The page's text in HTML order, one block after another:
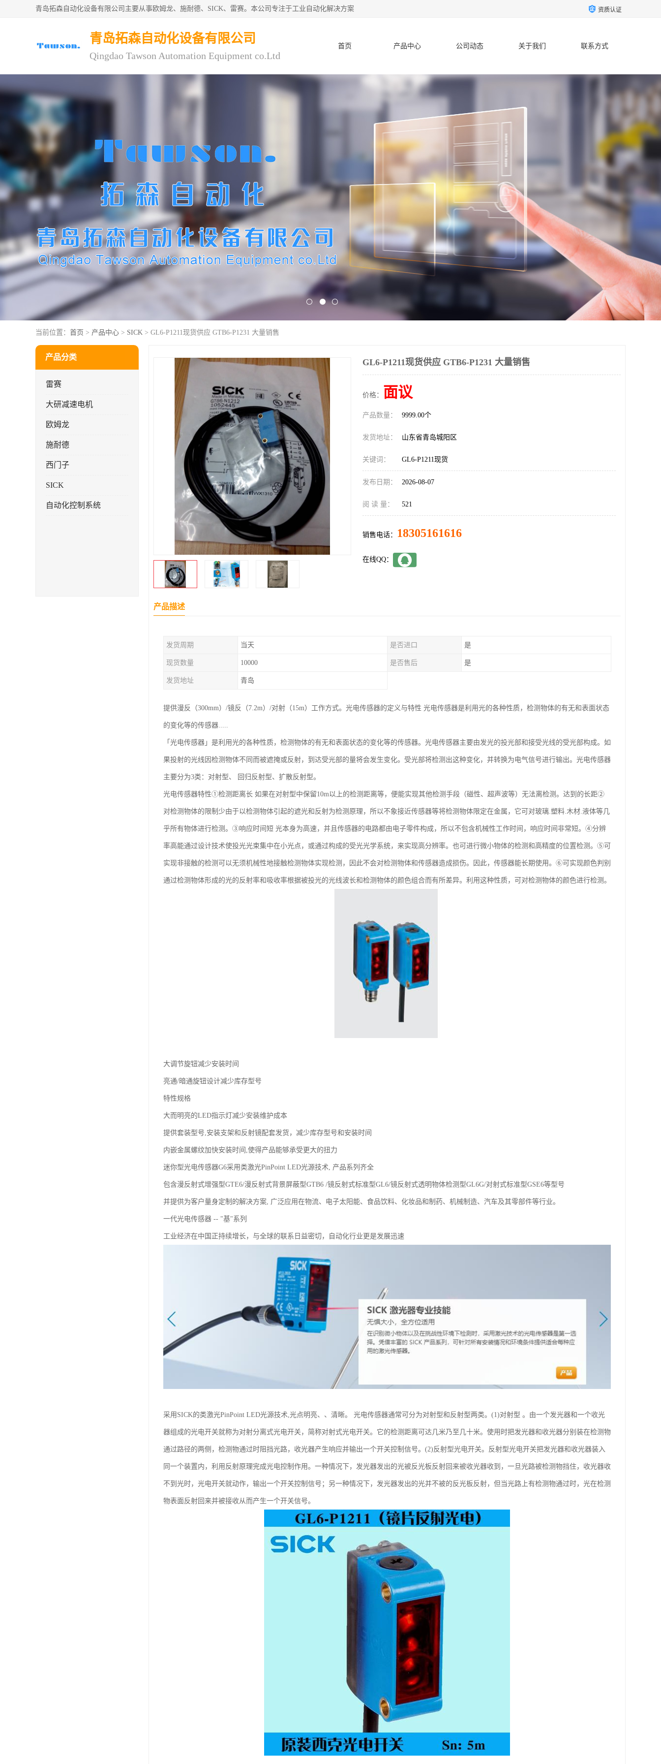
青岛拓森自动化设备有限公司主要从事欧姆龙、施耐德、SICK、雷赛。本公司专注于工业自动化解决方案 资质认证
青岛拓森自动化设备有限公司
Qingdao Tawson Automation Equipment co.Ltd
首页 产品中心 公司动态 关于我们 联系方式
当前位置： 首页 > 产品中心 > SICK > GL6-P1211现货供应 GTB6-P1231 大量销售
产品分类
雷赛
大研减速电机
欧姆龙
施耐德
西门子
SICK
自动化控制系统
GL6-P1211现货供应 GTB6-P1231 大量销售
价格： 面议
产品数量： 9999.00个
发货地址： 山东省青岛城阳区
关键词： GL6-P1211现货
发布日期： 2026-08-07
阅 读 量： 521
销售电话： 18305161616
在线QQ：
产品描述
发货周期 当天 是否进口 是
现货数量 10000 是否售后 是
发货地址 青岛
提供漫反（300mm）/镜反（7.2m）/对射（15m）工作方式。光电传感器的定义与特性 光电传感器是利用光的各种性质，检测物体的有无和表面状态
的变化等的传感器.....
「光电传感器」是利用光的各种性质，检测物体的有无和表面状态的变化等的传感器。光电传感器主要由发光的投光部和接受光线的受光部构成。如
果投射的光线因检测物体不同而被遮掩或反射，到达受光部的量将会发生变化。受光部将检测出这种变化，并转换为电气信号进行输出。光电传感器
主要分为3类：对射型、 回归反射型、扩散反射型。
光电传感器特性①检测距离长 如果在对射型中保留10m以上的检测距离等，便能实现其他检测手段（磁性、超声波等）无法离检测。达到的长距②
对检测物体的限制少由于以检测物体引起的遮光和反射为检测原理，所以不象接近传感器等将检测物体限定在金属，它可对玻璃.塑料.木材.液体等几
乎所有物体进行检测。③响应时间短 光本身为高速，并且传感器的电路都由电子零件构成，所以不包含机械性工作时间，响应时间非常短。④分辨
率高能通过设计技术使投光光束集中在小光点，或通过构成的受光光学系统，来实现高分辨率。也可进行微小物体的检测和高精度的位置检测。⑤可
实现非接触的检测可以无须机械性地接触检测物体实现检测，因此不会对检测物体和传感器造成损伤。因此，传感器能长期使用。⑥可实现颜色判别
通过检测物体形成的光的反射率和吸收率根据被投光的光线波长和检测物体的颜色组合而有所差异。利用这种性质，可对检测物体的颜色进行检测。
大调节旋钮减少安装时间
亮通/暗通旋钮设计减少库存型号
特性规格
大而明亮的LED指示灯减少安装维护成本
提供套装型号,安装支架和反射镜配套发货，减少库存型号和安装时间
内嵌金属螺纹加快安装时间,使得产品能够承受更大的扭力
迷你型光电传感器G6采用类激光PinPoint LED光源技术, 产品系列齐全
包含漫反射式增强型GTE6/漫反射式背景屏蔽型GTB6 /镜反射式标准型GL6/镜反射式透明物体检测型GL6G/对射式标准型GSE6等型号
并提供为客户量身定制的解决方案, 广泛应用在物流、电子太阳能、食品饮料、化妆品和制药、机械制造、汽车及其零部件等行业。
一代光电传感器 -- "基"系列
工业经济在中国正持续增长，与全球的联系日益密切，自动化行业更是发展迅速
采用SICK的类激光PinPoint LED光源技术,光点明亮、、清晰。 光电传感器通常可分为对射型和反射型两类。(1)对射型 。由一个发光器和一个收光
器组成的光电开关就称为对射分离式光电开关，简称对射式光电开关。它的检测距离可达几米乃至几十米。使用时把发光器和收光器分别装在检测物
通过路径的两侧，检测物通过时阻挡光路，收光器产生响应并输出一个开关控制信号。(2)反射型光电开关。反射型光电开关把发光器和收光器装入
同一个装置内，利用反射原理完成光电控制作用。一种情况下，发光器发出的光被反光板反射回来被收光器收到，一旦光路被检测物挡住，收光器收
不到光时，光电开关就动作，输出一个开关控制信号；另一种情况下，发光器发出的光并不被的反光板反射，但当光路上有检测物通过时，光在检测
物表面反射回来并被接收从而产生一个开关信号。